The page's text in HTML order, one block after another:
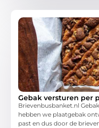
Gebak versturen per
Brievenbusbanket.nl
hebben we plaatgebak
past en dus door de